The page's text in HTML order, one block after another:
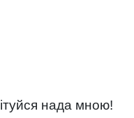
нада мною!